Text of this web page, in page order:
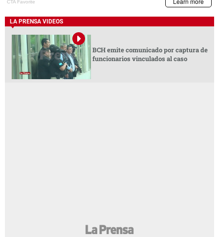
LA PRENSA VIDEOS
BCH emite comunicado por captura de
funcionarios vinculados al caso